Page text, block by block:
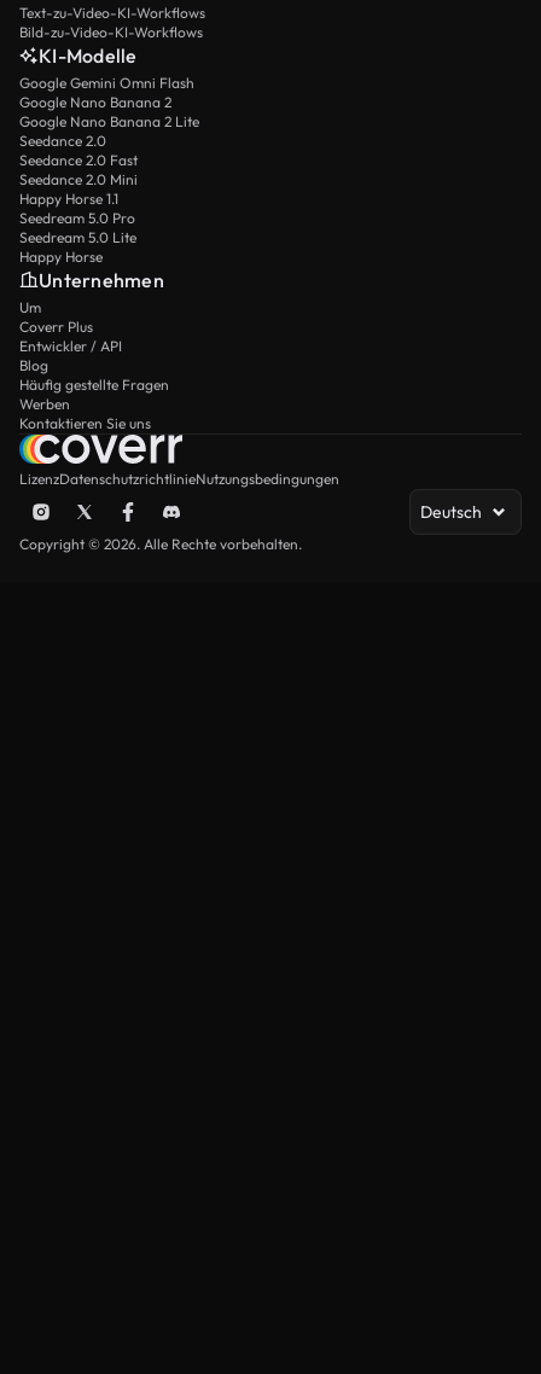
Text-zu-Video-KI-Workflows
Bild-zu-Video-KI-Workflows
KI-Modelle
Google Gemini Omni Flash
Google Nano Banana 2
Google Nano Banana 2 Lite
Seedance 2.0
Seedance 2.0 Fast
Seedance 2.0 Mini
Happy Horse 1.1
Seedream 5.0 Pro
Seedream 5.0 Lite
Happy Horse
Unternehmen
Um
Coverr Plus
Entwickler / API
Blog
Häufig gestellte Fragen
Werben
Kontaktieren Sie uns
LizenzDatenschutzrichtlinieNutzungsbedingungen
Deutsch
Copyright © 2026. Alle Rechte vorbehalten.